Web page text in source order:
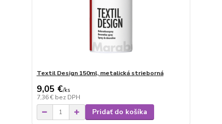
Textil Design 150ml, metalická strieborná
9,05 €/ks
7,36 € bez DPH
Pridať do košíka